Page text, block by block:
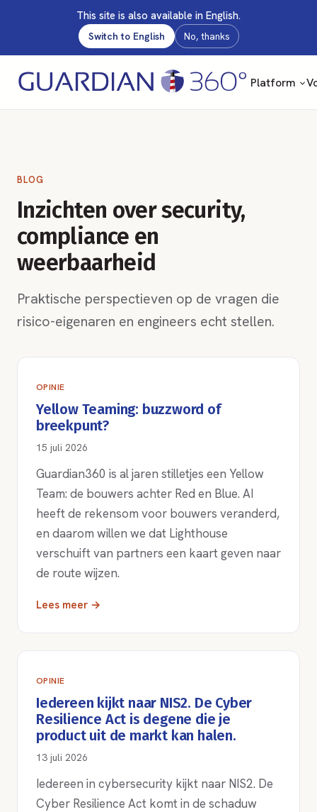
This site is also available in English.
Switch to English No, thanks
Platform
BLOG
Inzichten over security,
compliance en
weerbaarheid
Praktische perspectieven op de vragen die
risico-eigenaren en engineers echt stellen.
OPINIE
Yellow Teaming: buzzword of
breekpunt?
15 juli 2026
Guardian360 is al jaren stilletjes een Yellow
Team: de bouwers achter Red en Blue. AI
heeft de rekensom voor bouwers veranderd,
en daarom willen we dat Lighthouse
verschuift van partners een kaart geven naar
de route wijzen.
Lees meer →
OPINIE
Iedereen kijkt naar NIS2. De Cyber
Resilience Act is degene die je
product uit de markt kan halen.
13 juli 2026
Iedereen in cybersecurity kijkt naar NIS2. De
Cyber Resilience Act komt in de schaduw